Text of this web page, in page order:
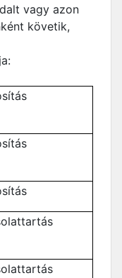
vagy azon
követik,